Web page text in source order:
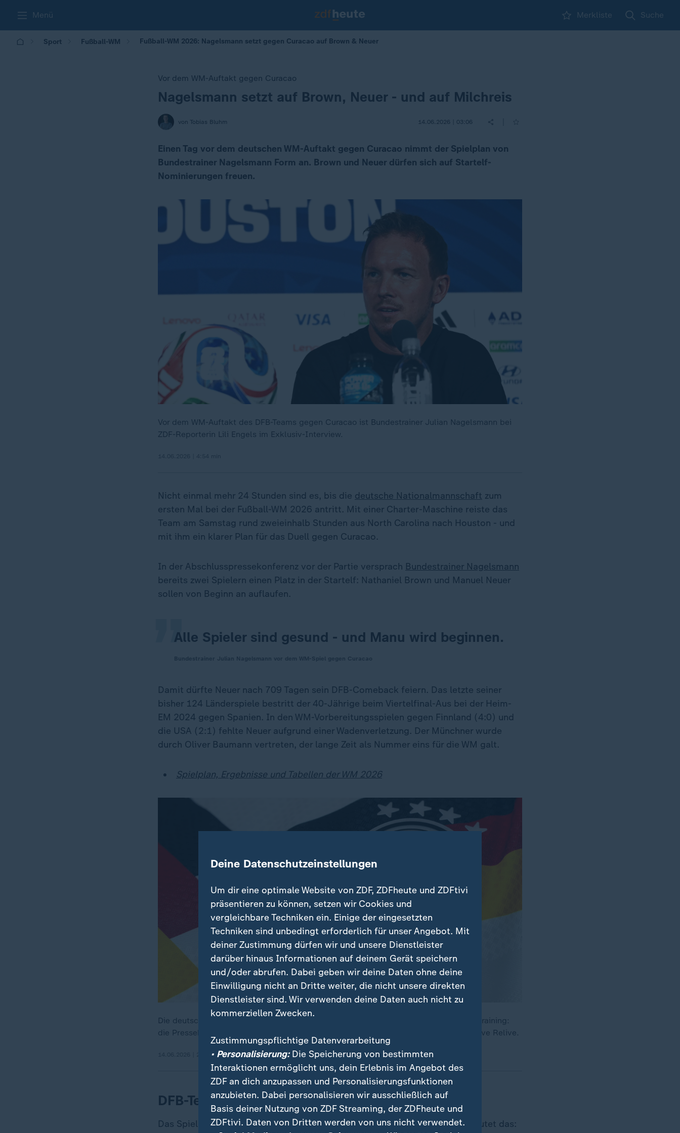
Menü Merkliste Suche
Sport Fußball-WM Fußball-WM 2026: Nagelsmann setzt gegen Curacao auf Brown & Neuer
Vor dem WM-Auftakt gegen Curacao
:Nagelsmann setzt auf Brown, Neuer - und auf Milchreis
von Tobias Bluhm 14.06.2026 | 03:06
Einen Tag vor dem deutschen WM-Auftakt gegen Curacao nimmt der Spielplan von
Bundestrainer Nagelsmann Form an. Brown und Neuer dürfen sich auf Startelf-
Nominierungen freuen.
Vor dem WM-Auftakt des DFB-Teams gegen Curacao ist Bundestrainer Julian Nagelsmann bei
ZDF-Reporterin Lili Engels im Exklusiv-Interview.
Nicht einmal mehr 24 Stunden sind es, bis die deutsche Nationalmannschaft zum
ersten Mal bei der Fußball-WM 2026 antritt. Mit einer Charter-Maschine reiste das
Team am Samstag rund zweieinhalb Stunden aus North Carolina nach Houston - und
mit ihm ein klarer Plan für das Duell gegen Curacao.
In der Abschlusspressekonferenz vor der Partie versprach Bundestrainer Nagelsmann
bereits zwei Spielern einen Platz in der Startelf: Nathaniel Brown und Manuel Neuer
sollen von Beginn an auflaufen.
Alle Spieler sind gesund - und Manu wird beginnen.
„
Damit dürfte Neuer nach 709 Tagen sein DFB-Comeback feiern. Das letzte seiner
bisher 124 Länderspiele bestritt der 40-Jährige beim Viertelfinal-Aus bei der Heim-
EM 2024 gegen Spanien. In den WM-Vorbereitungsspielen gegen Finnland (4:0) und
die USA (2:1) fehlte Neuer aufgrund einer Wadenverletzung. Der Münchner wurde
durch Oliver Baumann vertreten, der lange Zeit als Nummer eins für die WM galt.
Spielplan, Ergebnisse und Tabellen der WM 2026
Die deutsche Nationalmannschaft ist in Houston angekommen. Nach dem Abschlusstraining:
die Pressekonferenz mit Bundestrainer Julian Nagelsmann und Aleksandar Pavlovic live Relive.
14.06.2026 | 25:23 min
DFB-Team begrüßt frühe Anstoßzeit
Das Spiel beginnt um 19 Uhr deutscher Zeit - in der Zeitzone Houstons bedeutet das:
Deine Datenschutzeinstellungen
Um dir eine optimale Website von ZDF, ZDFheute und ZDFtivi
präsentieren zu können, setzen wir Cookies und
vergleichbare Techniken ein. Einige der eingesetzten
Techniken sind unbedingt erforderlich für unser Angebot. Mit
deiner Zustimmung dürfen wir und unsere Dienstleister
darüber hinaus Informationen auf deinem Gerät speichern
und/oder abrufen. Dabei geben wir deine Daten ohne deine
Einwilligung nicht an Dritte weiter, die nicht unsere direkten
Dienstleister sind. Wir verwenden deine Daten auch nicht zu
kommerziellen Zwecken.
Zustimmungspflichtige Datenverarbeitung
• Personalisierung:Die Speicherung von bestimmten
Interaktionen ermöglicht uns, dein Erlebnis im Angebot des
ZDF an dich anzupassen und Personalisierungsfunktionen
anzubieten. Dabei personalisieren wir ausschließlich auf
Basis deiner Nutzung von ZDF Streaming, der ZDFheute und
ZDFtivi. Daten von Dritten werden von uns nicht verwendet.